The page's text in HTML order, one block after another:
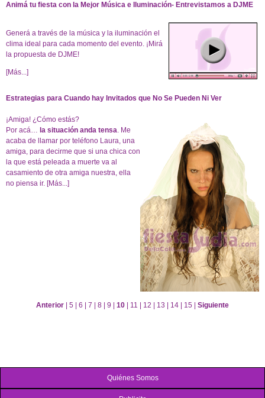
Animá tu fiesta con la Mejor Música e Iluminación- Entrevistamos a DJME
Generá a través de la música y la iluminación el
clima ideal para cada momento del evento. ¡Mirá
la propuesta de DJME!
[Más...]
Estrategias para Cuando hay Invitados que No Se Pueden Ni Ver
¡Amiga! ¿Cómo estás?
Por acá… la situación anda tensa. Me
acaba de llamar por teléfono Laura, una
amiga, para decirme que si una chica con
la que está peleada a muerte va al
casamiento de otra amiga nuestra, ella
no piensa ir. [Más...]
Anterior 5 6 7 8 9 10 11 12 13 14 15 Siguiente
Quiénes Somos